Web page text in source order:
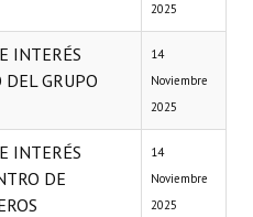
2025
INTERÉS
DEL GRUPO
14
Noviembre
2025
INTERÉS
DE
14
Noviembre
2025